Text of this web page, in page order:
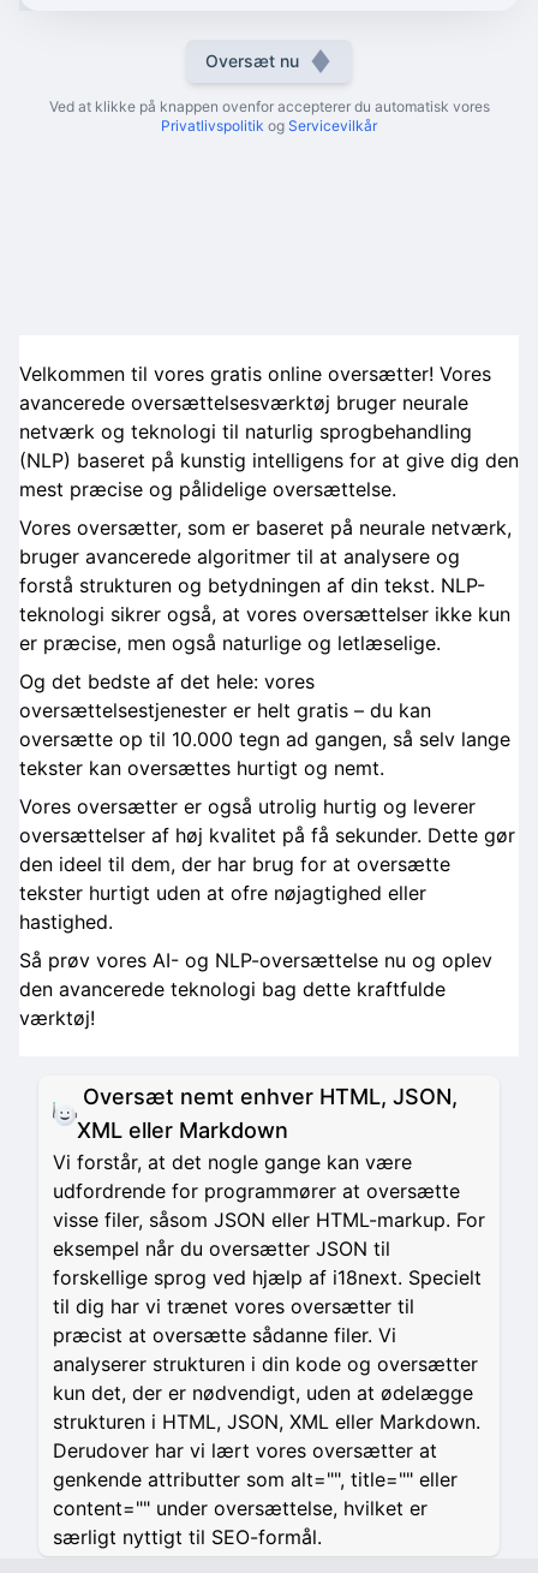
Oversæt nu
Ved at klikke på knappen ovenfor accepterer du automatisk vores
Privatlivspolitik og Servicevilkår
Velkommen til vores gratis online oversætter! Vores
avancerede oversættelsesværktøj bruger neurale
netværk og teknologi til naturlig sprogbehandling
(NLP) baseret på kunstig intelligens for at give dig den
mest præcise og pålidelige oversættelse.
Vores oversætter, som er baseret på neurale netværk,
bruger avancerede algoritmer til at analysere og
forstå strukturen og betydningen af din tekst. NLP-
teknologi sikrer også, at vores oversættelser ikke kun
er præcise, men også naturlige og letlæselige.
Og det bedste af det hele: vores
oversættelsestjenester er helt gratis – du kan
oversætte op til 10.000 tegn ad gangen, så selv lange
tekster kan oversættes hurtigt og nemt.
Vores oversætter er også utrolig hurtig og leverer
oversættelser af høj kvalitet på få sekunder. Dette gør
den ideel til dem, der har brug for at oversætte
tekster hurtigt uden at ofre nøjagtighed eller
hastighed.
Så prøv vores AI- og NLP-oversættelse nu og oplev
den avancerede teknologi bag dette kraftfulde
værktøj!
Oversæt nemt enhver HTML, JSON,
XML eller Markdown
Vi forstår, at det nogle gange kan være
udfordrende for programmører at oversætte
visse filer, såsom JSON eller HTML-markup. For
eksempel når du oversætter JSON til
forskellige sprog ved hjælp af i18next. Specielt
til dig har vi trænet vores oversætter til
præcist at oversætte sådanne filer. Vi
analyserer strukturen i din kode og oversætter
kun det, der er nødvendigt, uden at ødelægge
strukturen i HTML, JSON, XML eller Markdown.
Derudover har vi lært vores oversætter at
genkende attributter som alt="", title="" eller
content="" under oversættelse, hvilket er
særligt nyttigt til SEO-formål.